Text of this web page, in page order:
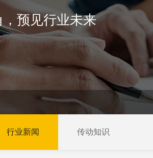
，预见行业未来
行业新闻 传动知识